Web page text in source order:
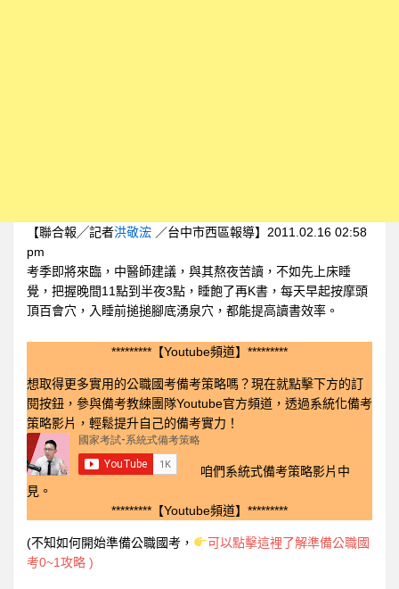
【聯合報╱記者洪敬浤 ／台中市西區報導】2011.02.16 02:58
pm
考季即將來臨，中醫師建議，與其熬夜苦讀，不如先上床睡
覺，把握晚間11點到半夜3點，睡飽了再K書，每天早起按摩頭
頂百會穴，入睡前搥搥腳底湧泉穴，都能提高讀書效率。
*********【Youtube頻道】*********
想取得更多實用的公職國考備考策略嗎？現在就點擊下方的訂
閱按鈕，參與備考教練團隊Youtube官方頻道，透過系統化備考
策略影片，輕鬆提升自己的備考實力！
咱們系統式備考策略影片中
見。
*********【Youtube頻道】*********
(不知如何開始準備公職國考，
可以點擊這裡了解準備公職國
考0~1攻略 )